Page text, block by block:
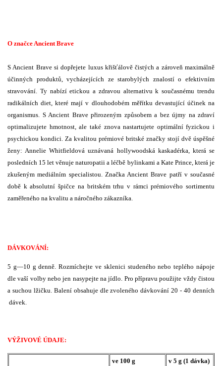
O značce Ancient Brave
S Ancient Brave si dopřejete luxus křišťálově čistých a zároveň maximálně
účinných produktů, vycházejících ze starobylých znalostí o efektivním
stravování. Ty nabízí etickou a zdravou alternativu k současnému trendu
radikálních diet, které mají v dlouhodobém měřítku devastující účinek na
organismus. S Ancient Brave přirozeným způsobem a bez újmy na zdraví
optimalizujete hmotnost, ale také znova nastartujete optimální fyzickou i
psychickou kondici. Za kvalitou prémiové britské značky stojí dvě úspěšné
ženy: Annelie Whitfieldová uznávaná hollywoodská kaskadérka, která se
posledních 15 let věnuje naturopatii a léčbě bylinkami a Kate Prince, která je
zkušeným mediálním specialistou. Značka Ancient Brave patří v současné
době k absolutní špičce na britském trhu v rámci prémiového sortimentu
zaměřeného na kvalitu a náročného zákazníka.
DÁVKOVÁNÍ:
5 g—10 g denně. Rozmíchejte ve sklenici studeného nebo teplého nápoje
dle vaší volby nebo jen nasypejte na jídlo. Pro přípravu použijte vždy čistou
a suchou lžičku. Balení obsahuje dle zvoleného dávkování 20 - 40 denních
dávek.
VÝŽIVOVÉ ÚDAJE:
ve 100 g
v 5 g (1 dávka)